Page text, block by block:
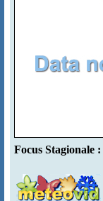
Focus Stagionale :